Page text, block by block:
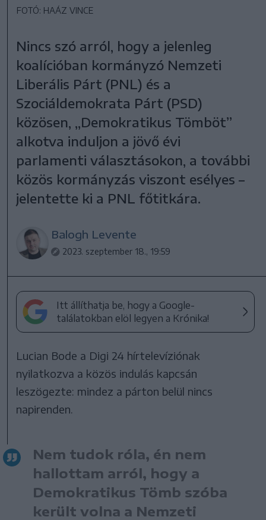
FOTÓ: HAÁZ VINCE
Nincs szó arról, hogy a jelenleg
koalícióban kormányzó Nemzeti
Liberális Párt (PNL) és a
Szociáldemokrata Párt (PSD)
közösen, „Demokratikus Tömböt”
alkotva induljon a jövő évi
parlamenti választásokon, a további
közös kormányzás viszont esélyes –
jelentette ki a PNL főtitkára.
Balogh Levente
2023. szeptember 18., 19:59
Itt állíthatja be, hogy a Google-
találatokban elöl legyen a Krónika!
Lucian Bode a Digi 24 hírtelevíziónak
nyilatkozva a közös indulás kapcsán
leszögezte: mindez a párton belül nincs
napirenden.
Nem tudok róla, én nem
hallottam arról, hogy a
Demokratikus Tömb szóba
került volna a Nemzeti